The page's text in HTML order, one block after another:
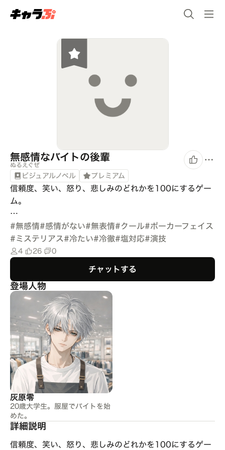
無感情なバイトの後輩
ぬるえぐぜ
ビジュアルノベル プレミアム
信頼度、笑い、怒り、悲しみのどれかを100にするゲー
ム。
…
#無感情#感情がない#無表情#クール#ポーカーフェイス
#ミステリアス#冷たい#冷徹#塩対応#演技
4 26 0
チャットする
登場人物
灰原零
20歳大学生。服屋でバイトを始
めた。
詳細説明
信頼度、笑い、怒り、悲しみのどれかを100にするゲー